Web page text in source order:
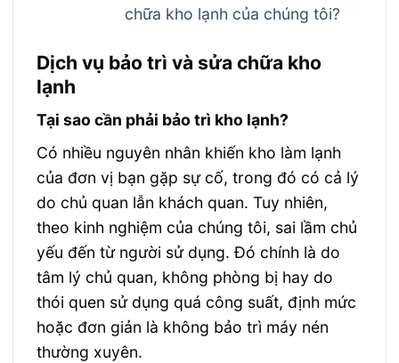
chữa kho lạnh của chúng tôi?
Dịch vụ bảo trì và sửa chữa kho
lạnh
Tại sao cần phải bảo trì kho lạnh?
Có nhiều nguyên nhân khiến kho làm lạnh
của đơn vị bạn gặp sự cố, trong đó có cả lý
do chủ quan lẫn khách quan. Tuy nhiên,
theo kinh nghiệm của chúng tôi, sai lầm chủ
yếu đến từ người sử dụng. Đó chính là do
tâm lý chủ quan, không phòng bị hay do
thói quen sử dụng quá công suất, định mức
hoặc đơn giản là không bảo trì máy nén
thường xuyên.